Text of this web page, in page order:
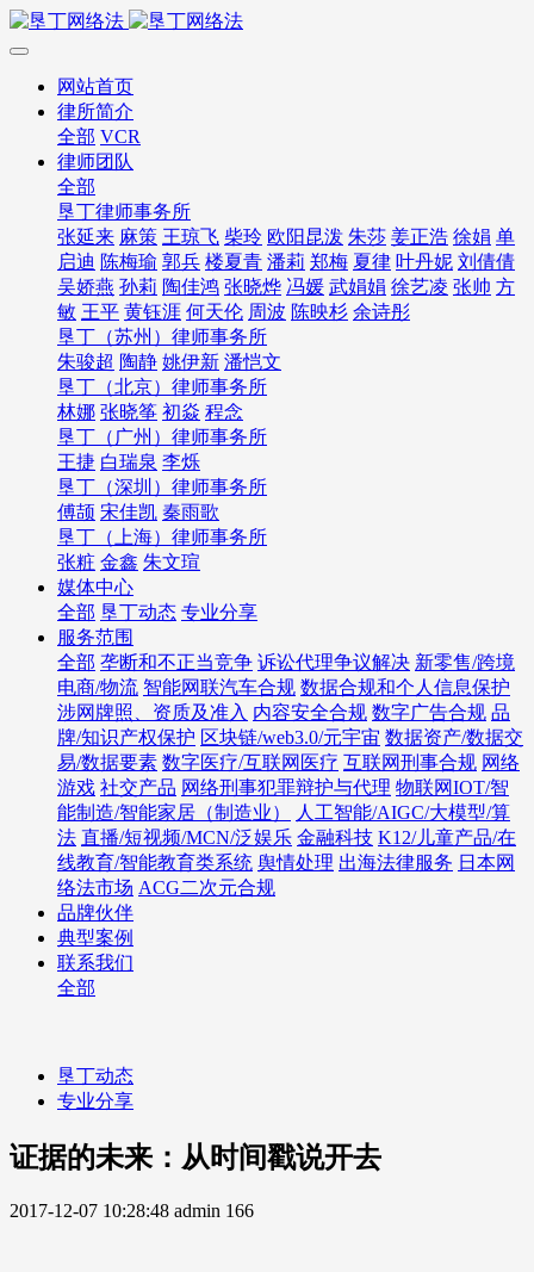
网站首页
律所简介
全部 VCR
律师团队
全部
垦丁律师事务所
张延来 麻策 王琼飞 柴玲 欧阳昆泼 朱莎 姜正浩 徐娟 单
启迪 陈梅瑜 郭兵 楼夏青 潘莉 郑梅 夏律 叶丹妮 刘倩倩
吴娇燕 孙莉 陶佳鸿 张晓烨 冯媛 武娟娟 徐艺凌 张帅 方
敏 王平 黄钰涯 何天伦 周波 陈映杉 余诗彤
垦丁（苏州）律师事务所
朱骏超 陶静 姚伊新 潘恺文
垦丁（北京）律师事务所
林娜 张晓筝 初焱 程念
垦丁（广州）律师事务所
王捷 白瑞泉 李烁
垦丁（深圳）律师事务所
傅颉 宋佳凯 秦雨歌
垦丁（上海）律师事务所
张粧 金鑫 朱文瑄
媒体中心
全部 垦丁动态 专业分享
服务范围
全部 垄断和不正当竞争 诉讼代理争议解决 新零售/跨境
电商/物流 智能网联汽车合规 数据合规和个人信息保护
涉网牌照、资质及准入 内容安全合规 数字广告合规 品
牌/知识产权保护 区块链/web3.0/元宇宙 数据资产/数据交
易/数据要素 数字医疗/互联网医疗 互联网刑事合规 网络
游戏 社交产品 网络刑事犯罪辩护与代理 物联网IOT/智
能制造/智能家居（制造业）
人工智能/AIGC/大模型/算
法 直播/短视频/MCN/泛娱乐 金融科技 K12/儿童产品/在
线教育/智能教育类系统 舆情处理 出海法律服务 日本网
络法市场 ACG二次元合规
品牌伙伴
典型案例
联系我们
全部
垦丁动态
专业分享
证据的未来：从时间戳说开去
2017-12-07 10:28:48 admin 166